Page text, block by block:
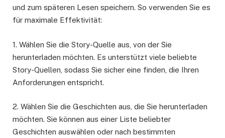
und zum späteren Lesen speichern. So verwenden Sie es
für maximale Effektivität:
1. Wählen Sie die Story-Quelle aus, von der Sie
herunterladen möchten. Es unterstützt viele beliebte
Story-Quellen, sodass Sie sicher eine finden, die Ihren
Anforderungen entspricht.
2. Wählen Sie die Geschichten aus, die Sie herunterladen
möchten. Sie können aus einer Liste beliebter
Geschichten auswählen oder nach bestimmten